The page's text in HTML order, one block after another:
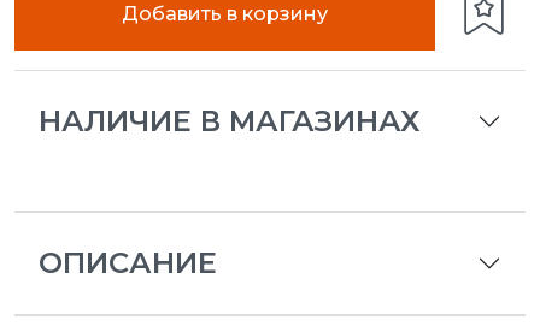
Добавить в корзину
НАЛИЧИЕ В МАГАЗИНАХ
ОПИСАНИЕ